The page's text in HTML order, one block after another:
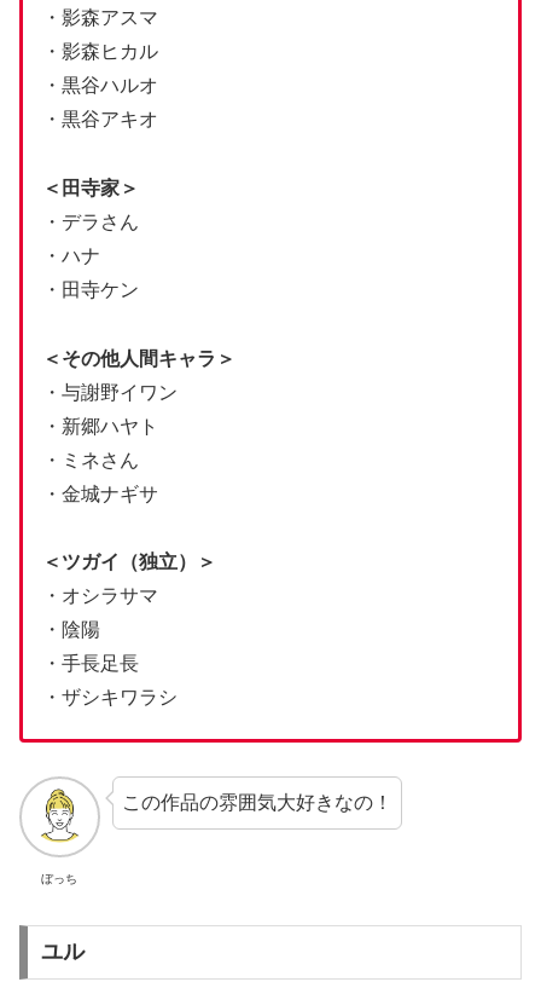
・影森アスマ
・影森ヒカル
・黒谷ハルオ
・黒谷アキオ
＜田寺家＞
・デラさん
・ハナ
・田寺ケン
＜その他人間キャラ＞
・与謝野イワン
・新郷ハヤト
・ミネさん
・金城ナギサ
＜ツガイ（独立）＞
・オシラサマ
・陰陽
・手長足長
・ザシキワラシ
ぼっち
この作品の雰囲気大好きなの！
ユル